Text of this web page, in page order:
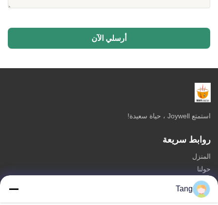
أرسلي الآن
استمتع Joywell ، حياة سعيدة!
روابط سريعة
المنزل
حولنا
المنتجات
اتصل بنا
Tang